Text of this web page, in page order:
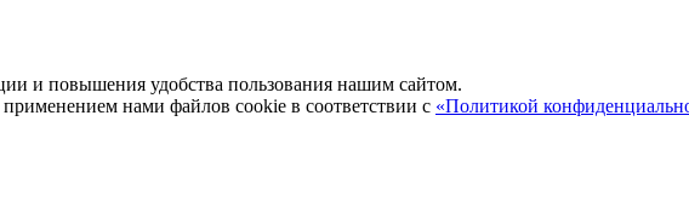
и повышения удобства пользования нашим сайтом.
нами файлов cookie в соответствии с «Политикой